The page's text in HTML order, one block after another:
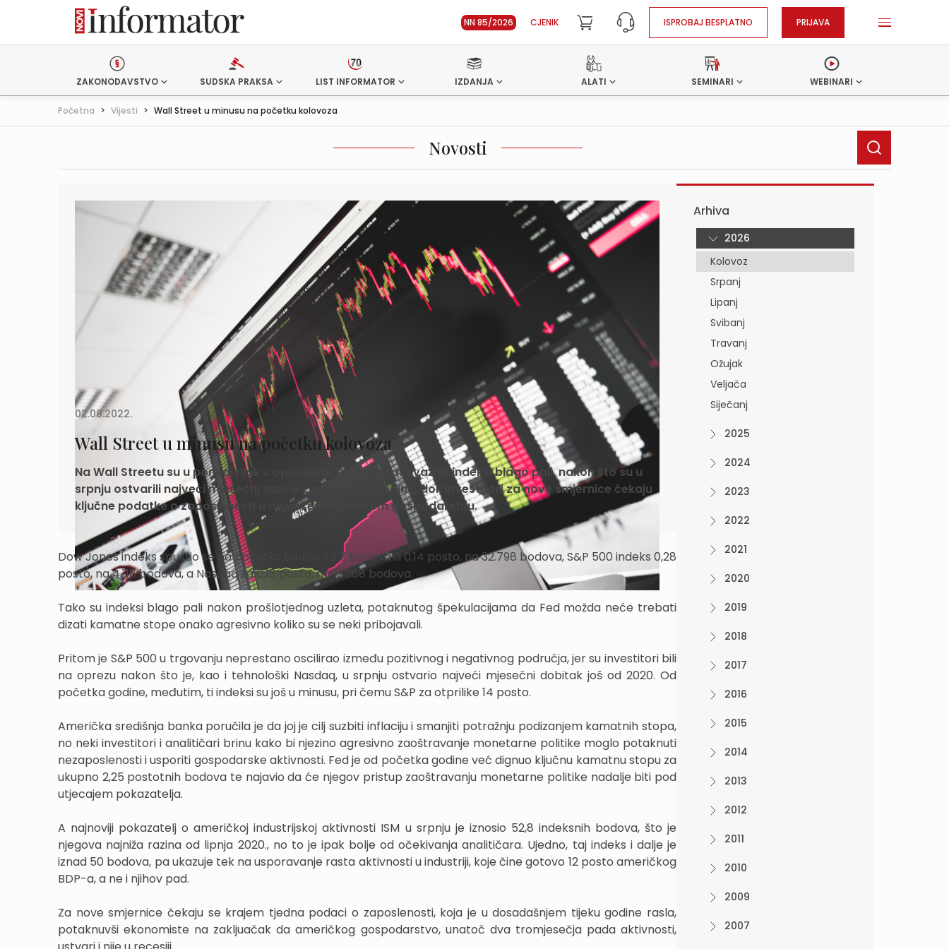
NN 85/2026 CJENIK ISPROBAJ BESPLATNO PRIJAVA
ZAKONODAVSTVO SUDSKA PRAKSA LIST INFORMATOR IZDANJA ALATI SEMINARI WEBINARI
Početna > Vijesti > Wall Street u minusu na početku kolovoza
Novosti
02.08.2022.
Wall Street u minusu na početku kolovoza
Na Wall Streetu su u ponedjeljak u opreznom trgovanju najvažniji indeksi blago pali, nakon što su u
srpnju ostvarili najveći mjesečni skok u zadnje dvije godine, dok investitori za nove smjernice čekaju
ključne podatke o zaposlenosti u najvećem svjetskom gospodarstvu.
Dow Jones indeks spustio se na početku tjedna 46,7 bodova ili 0,14 posto, na 32.798 bodova, S&P 500 indeks 0,28
posto, na 4.118 bodova, a Nasdaq za 0,18 posto, na 12.368 bodova.
Tako su indeksi blago pali nakon prošlotjednog uzleta, potaknutog špekulacijama da Fed možda neće trebati
dizati kamatne stope onako agresivno koliko su se neki pribojavali.
Pritom je S&P 500 u trgovanju neprestano oscilirao između pozitivnog i negativnog područja, jer su investitori bili
na oprezu nakon što je, kao i tehnološki Nasdaq, u srpnju ostvario najveći mjesečni dobitak još od 2020. Od
početka godine, međutim, ti indeksi su još u minusu, pri čemu S&P za otprilike 14 posto.
Američka središnja banka poručila je da joj je cilj suzbiti inflaciju i smanjiti potražnju podizanjem kamatnih stopa,
no neki investitori i analitičari brinu kako bi njezino agresivno zaoštravanje monetarne politike moglo potaknuti
nezaposlenosti i usporiti gospodarske aktivnosti. Fed je od početka godine već dignuo ključnu kamatnu stopu za
ukupno 2,25 postotnih bodova te najavio da će njegov pristup zaoštravanju monetarne politike nadalje biti pod
utjecajem pokazatelja.
A najnoviji pokazatelj o američkoj industrijskoj aktivnosti ISM u srpnju je iznosio 52,8 indeksnih bodova, što je
njegova najniža razina od lipnja 2020., no to je ipak bolje od očekivanja analitičara. Ujedno, taj indeks i dalje je
iznad 50 bodova, pa ukazuje tek na usporavanje rasta aktivnosti u industriji, koje čine gotovo 12 posto američkog
BDP-a, a ne i njihov pad.
Za nove smjernice čekaju se krajem tjedna podaci o zaposlenosti, koja je u dosadašnjem tijeku godine rasla,
potaknuvši ekonomiste na zakljuačak da američkog gospodarstvo, unatoč dva tromjesečja pada aktivnosti,
Arhiva
2026
Kolovoz
Srpanj
Lipanj
Svibanj
Travanj
Ožujak
Veljača
Siječanj
2025
2024
2023
2022
2021
2020
2019
2018
2017
2016
2015
2014
2013
2012
2011
2010
2009
2007